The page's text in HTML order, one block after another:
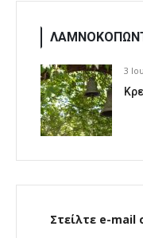
3
Στείλτε e-mail